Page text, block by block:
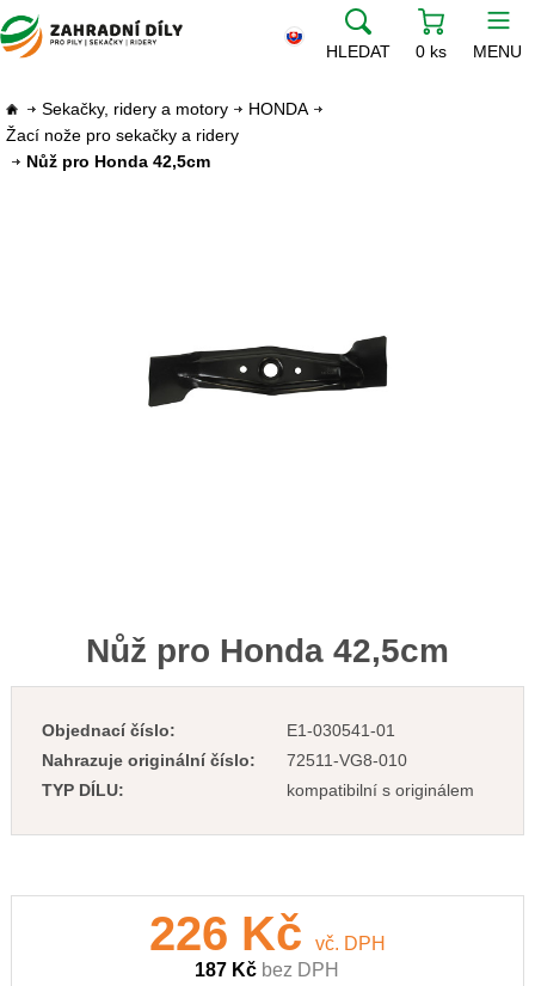
HLEDAT 0 ks MENU
Sekačky, ridery a motory
HONDA
Žací nože pro sekačky a ridery
Nůž pro Honda 42,5cm
Nůž pro Honda 42,5cm
Objednací číslo:
E1-030541-01
Nahrazuje originální číslo:
72511-VG8-010
TYP DÍLU:
kompatibilní s originálem
226 Kč
vč. DPH
187 Kč bez DPH